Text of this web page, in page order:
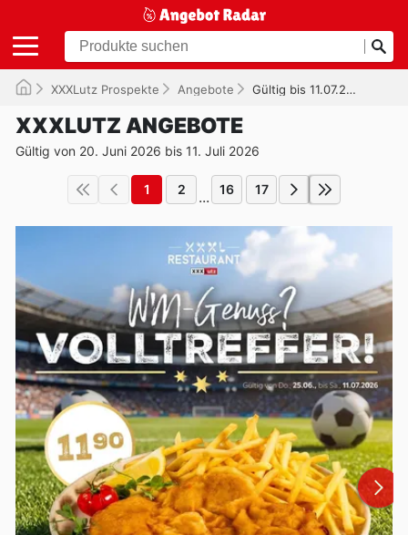
XXXLutz Prospekte Angebote Gültig bis 11.07.2026
XXXLUTZ ANGEBOTE
Gültig von 20. Juni 2026 bis 11. Juli 2026
1 2 ... 16 17